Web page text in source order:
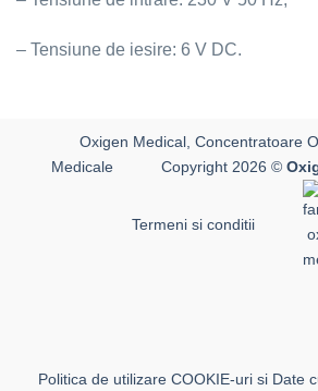
– Tensiune de iesire: 6 V DC.
Oxigen Medical, Concentratoare
Medicale
Copyright 2026 ©
Termeni si conditii
Politica de utilizare COOKIE-uri si Date